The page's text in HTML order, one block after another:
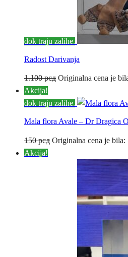
dok traju zalihe.
Radost Darivanja
1.100рсд Originalna cena je
Akcija!
dok traju zalihe.
Mala flora Avale – Dr Dragica
150рсд Originalna cena je bila:
Akcija!